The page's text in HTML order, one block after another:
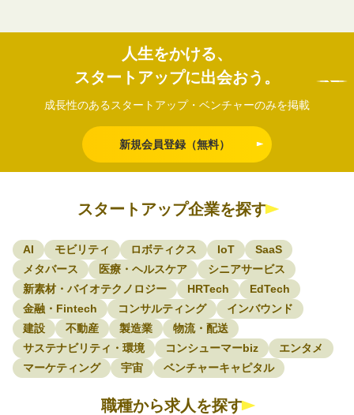
人生をかける、
スタートアップに出会おう。
成長性のあるスタートアップ・ベンチャーのみを掲載
新規会員登録（無料）
スタートアップ企業を探す
AI モビリティ ロボティクス IoT
SaaS
メタバース
医療・ヘルスケア
シニアサービス
新素材・バイオテクノロジー
HRTech
EdTech
金融・Fintech
コンサルティング
インバウンド
建設
不動産 製造業
物流・配送
サステナビリティ・環境
コンシューマーbiz
エンタメ
マーケティング
宇宙 ベンチャーキャピタル
職種から求人を探す